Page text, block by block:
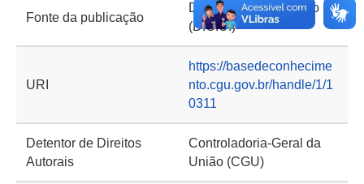
Fonte da publicação
Diário Oficial da União
(D.O.U.)
URI
https://basedeconhecime
nto.cgu.gov.br/handle/1/1
0311
Detentor de Direitos
Autorais
Controladoria-Geral da
União (CGU)